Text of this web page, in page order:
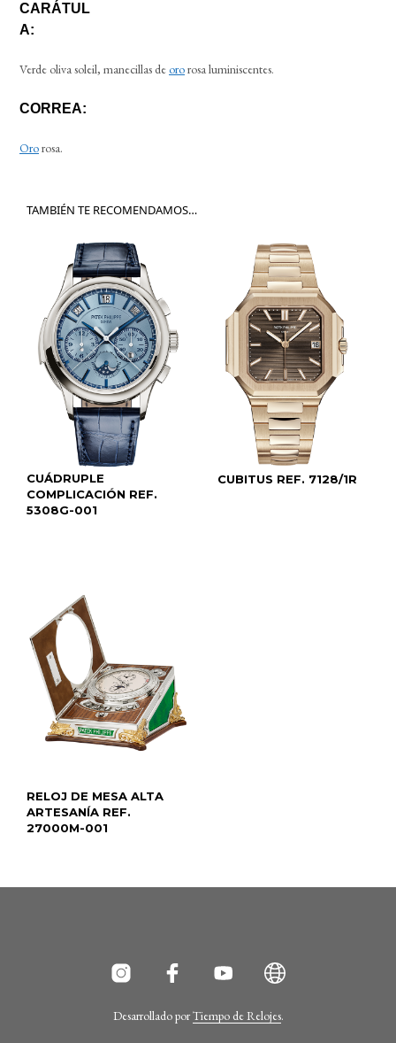
CARÁTUL
A:
Verde oliva soleil, manecillas deororosa luminiscentes.
CORREA:
Ororosa.
TAMBIÉN TE RECOMENDAMOS…
CUÁDRUPLE
COMPLICACIÓN REF.
5308G-001
CUBITUS REF. 7128/1R
RELOJ DE MESA ALTA
ARTESANÍA REF.
27000M-001
Desarrollado porTiempo de Relojes.